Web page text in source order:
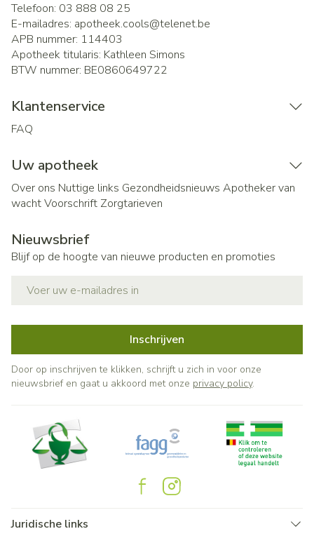
Telefoon: 03 888 08 25
E-mailadres: apotheek.cools@telenet.be
APB nummer: 114403
Apotheek titularis: Kathleen Simons
BTW nummer: BE0860649722
Klantenservice
FAQ
Uw apotheek
Over ons Nuttige links Gezondheidsnieuws Apotheker van
wachtVoorschrift Zorgtarieven
Nieuwsbrief
Blijf op de hoogte van nieuwe producten en promoties
Inschrijven
Door op inschrijven te klikken, schrijft u zich in voor onze
nieuwsbrief en gaat u akkoord met onze privacy policy.
Juridische links